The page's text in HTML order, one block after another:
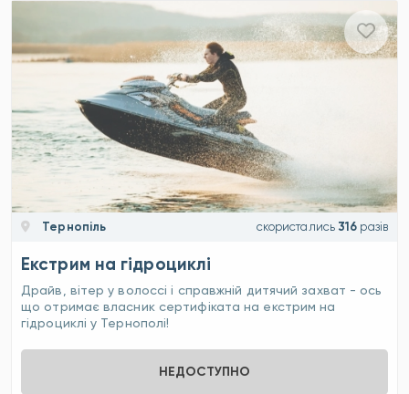
Тернопіль скористались 316 разів
Екстрим на гідроциклі
Драйв, вітер у волоссі і справжній дитячий захват - ось
що отримає власник сертифіката на екстрим на
гідроциклі у Тернополі!
НЕДОСТУПНО